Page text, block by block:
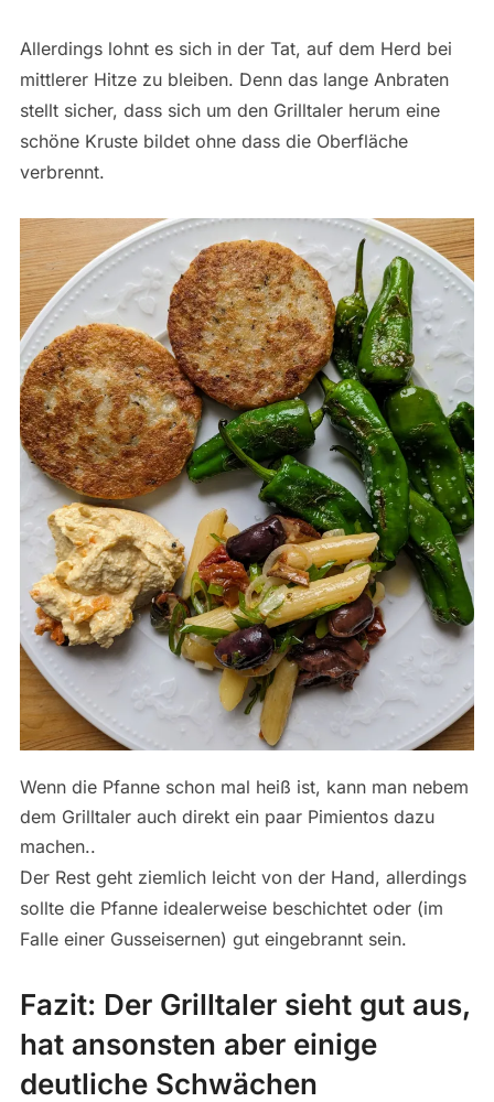
Allerdings lohnt es sich in der Tat, auf dem Herd bei
mittlerer Hitze zu bleiben. Denn das lange Anbraten
stellt sicher, dass sich um den Grilltaler herum eine
schöne Kruste bildet ohne dass die Oberfläche
verbrennt.
Wenn die Pfanne schon mal heiß ist, kann man nebem
dem Grilltaler auch direkt ein paar Pimientos dazu
machen..
Der Rest geht ziemlich leicht von der Hand, allerdings
sollte die Pfanne idealerweise beschichtet oder (im
Falle einer Gusseisernen) gut eingebrannt sein.
Fazit: Der Grilltaler sieht gut aus,
hat ansonsten aber einige
deutliche Schwächen